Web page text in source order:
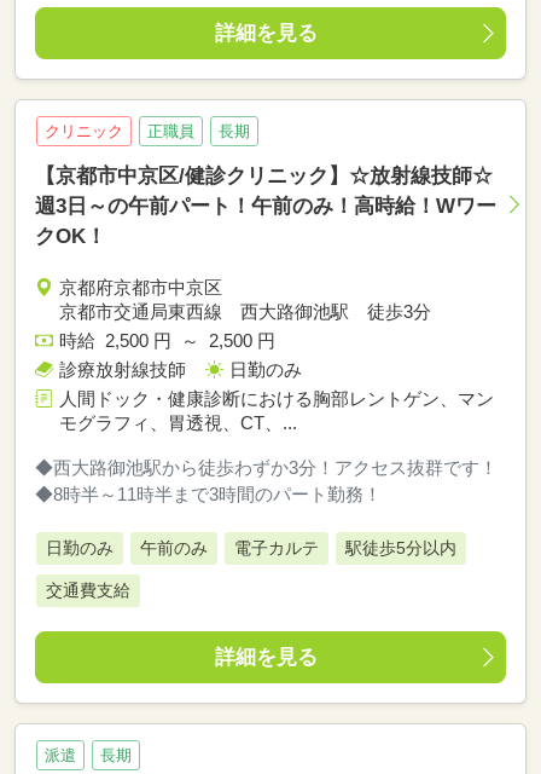
詳細を見る
クリニック 正職員 長期
【京都市中京区/健診クリニック】☆放射線技師☆
週3日～の午前パート！午前のみ！高時給！Wワー
クOK！
京都府京都市中京区
京都市交通局東西線 西大路御池駅 徒歩3分
時給 2,500 円 ～ 2,500 円
診療放射線技師
日勤のみ
人間ドック・健康診断における胸部レントゲン、マン
モグラフィ、胃透視、CT、...
◆西大路御池駅から徒歩わずか3分！アクセス抜群です！
◆8時半～11時半まで3時間のパート勤務！
日勤のみ 午前のみ 電子カルテ 駅徒歩5分以内
交通費支給
詳細を見る
派遣 長期